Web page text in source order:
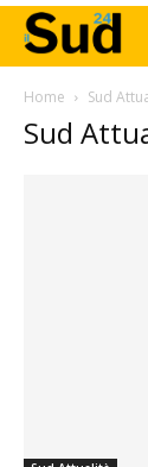
Home Sud
Sud